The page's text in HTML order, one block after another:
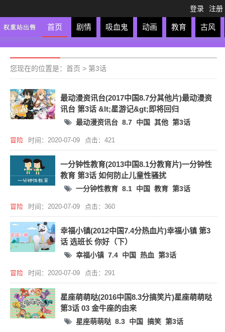
登录 注册
首页 剧情 吸血鬼 动画 教育 古风
轻松 校园 科幻 亲子 格斗 运动 恋爱 竞
您现在的位置是： 首页 > 第3话
最动漫资讯台(2017中国8.7分其他片)最动漫资
讯台 第3话 &lt;星游记&gt;即将回归
最动漫资讯台 8.7 中国 其他 第3话
冒险 时间：2020-07-09 点击：421
一分钟性教育(2013中国8.1分教育片)一分钟性
教育 第3话 如何防止儿童性骚扰
一分钟性教育 8.1 中国 教育 第3话
冒险 时间：2020-07-09 点击：360
幸福小镇(2012中国7.4分热血片)幸福小镇 第3
话 选班长 你好（下）
幸福小镇 7.4 中国 热血 第3话
冒险 时间：2020-07-09 点击：291
星座萌萌哒(2016中国8.3分搞笑片)星座萌萌哒
第3话 03 金牛座的由来
星座萌萌哒 8.3 中国 搞笑 第3话